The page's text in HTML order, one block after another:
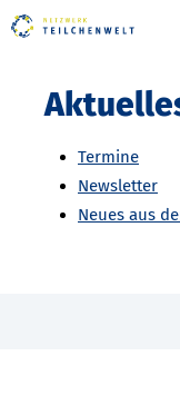
Termine
Newsletter
Neues aus